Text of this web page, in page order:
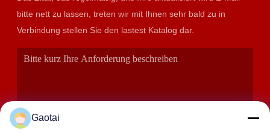
bitte nett zu lassen, treten wir mit Ihnen sehr bald zu in
Verbindung stellen Sie den lastest Katalog dar.
Gaotai